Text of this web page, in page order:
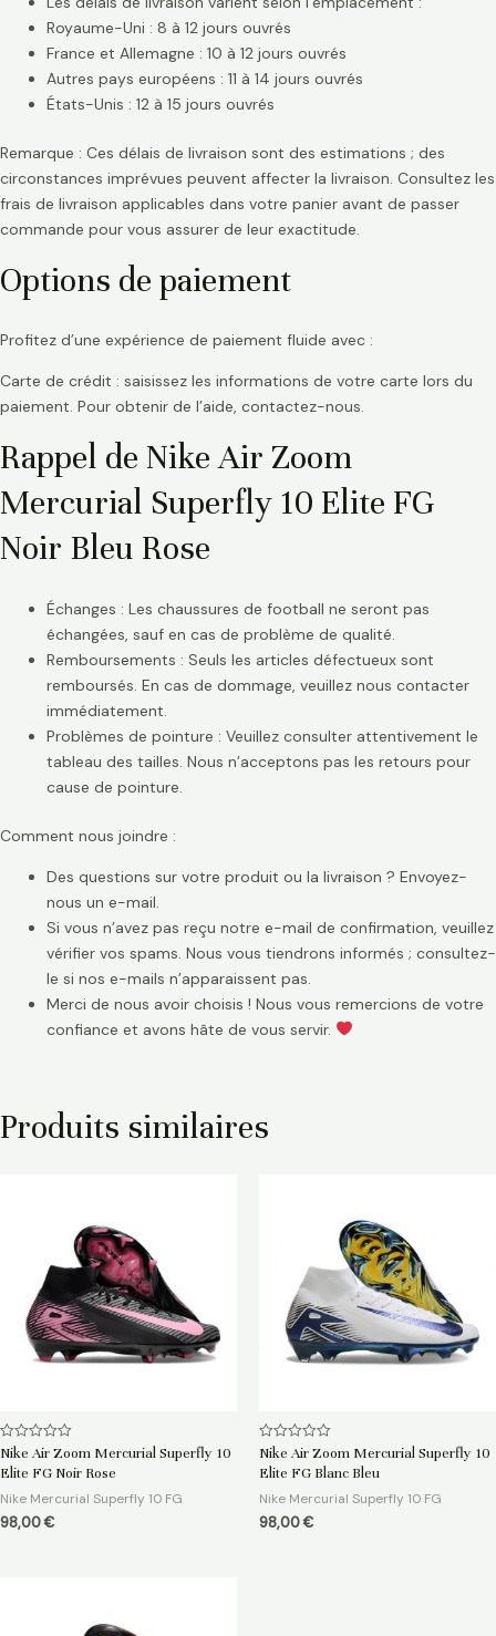
Royaume-Uni : 8 à 12 jours ouvrés
France et Allemagne : 10 à 12 jours ouvrés
Autres pays européens : 11 à 14 jours ouvrés
États-Unis : 12 à 15 jours ouvrés
Remarque : Ces délais de livraison sont des estimations ; des
circonstances imprévues peuvent affecter la livraison. Consultez les
frais de livraison applicables dans votre panier avant de passer
commande pour vous assurer de leur exactitude.
Options de paiement
Profitez d’une expérience de paiement fluide avec :
Carte de crédit : saisissez les informations de votre carte lors du
paiement. Pour obtenir de l’aide, contactez-nous.
Rappel de Nike Air Zoom
Mercurial Superfly 10 Elite FG
Noir Bleu Rose
Échanges : Les chaussures de football ne seront pas
échangées, sauf en cas de problème de qualité.
Remboursements : Seuls les articles défectueux sont
remboursés. En cas de dommage, veuillez nous contacter
immédiatement.
Problèmes de pointure : Veuillez consulter attentivement le
tableau des tailles. Nous n’acceptons pas les retours pour
cause de pointure.
Comment nous joindre :
Des questions sur votre produit ou la livraison ? Envoyez-
nous un e-mail.
Si vous n’avez pas reçu notre e-mail de confirmation, veuillez
vérifier vos spams. Nous vous tiendrons informés ; consultez-
le si nos e-mails n’apparaissent pas.
Merci de nous avoir choisis ! Nous vous remercions de votre
confiance et avons hâte de vous servir.
Produits similaires
Note
sur
Nike Air Zoom Mercurial Superfly 10
Elite FG Noir Rose
Nike Mercurial Superfly 10 FG
98,00€
Note
sur
Nike Air Zoom Mercurial Superfly 10
Elite FG Blanc Bleu
Nike Mercurial Superfly 10 FG
98,00€